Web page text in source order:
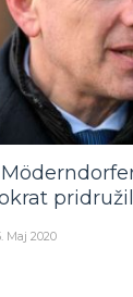
Maj 2020